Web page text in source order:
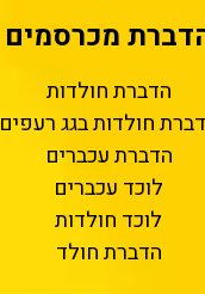
מכרסמים
הדברת חולדות
חולדות בגג רעפים
הדברת עכברים
לוכד עכברים
לוכד חולדות
הדברת חולד